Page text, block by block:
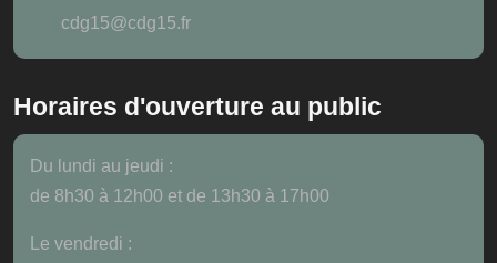
cdg15@cdg15.fr
Horaires d'ouverture au public
Du lundi au jeudi :
de 8h30 à 12h00 et de 13h30 à 17h00
Le vendredi :